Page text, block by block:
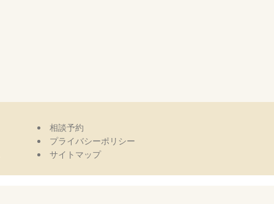
相談予約
プライバシーポリシー
サイトマップ